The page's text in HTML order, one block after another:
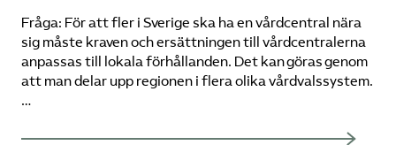
Fråga: För att fler i Sverige ska ha en vårdcentral nära
sig måste kraven och ersättningen till vårdcentralerna
anpassas till lokala förhållanden. Det kan göras genom
att man delar upp regionen i flera olika vårdvalssystem.
…